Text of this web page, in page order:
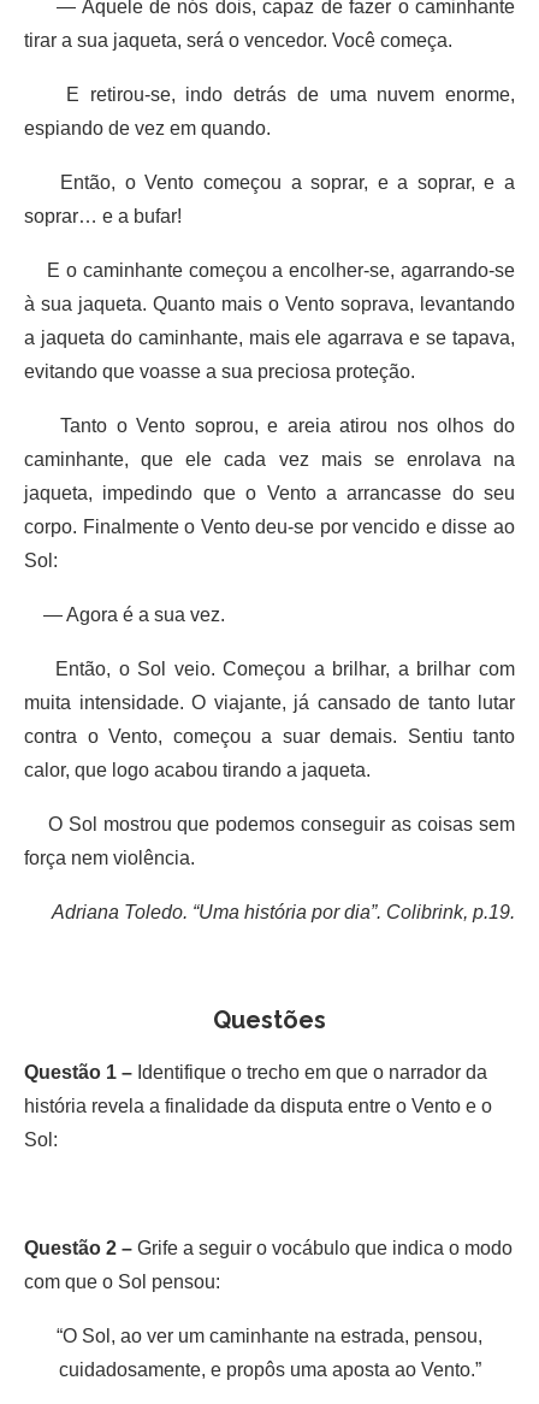
— Aquele de nós dois, capaz de fazer o caminhante
tirar a sua jaqueta, será o vencedor. Você começa.
E retirou-se, indo detrás de uma nuvem enorme,
espiando de vez em quando.
Então, o Vento começou a soprar, e a soprar, e a
soprar… e a bufar!
E o caminhante começou a encolher-se, agarrando-se
à sua jaqueta. Quanto mais o Vento soprava, levantando
a jaqueta do caminhante, mais ele agarrava e se tapava,
evitando que voasse a sua preciosa proteção.
Tanto o Vento soprou, e areia atirou nos olhos do
caminhante, que ele cada vez mais se enrolava na
jaqueta, impedindo que o Vento a arrancasse do seu
corpo. Finalmente o Vento deu-se por vencido e disse ao
Sol:
— Agora é a sua vez.
Então, o Sol veio. Começou a brilhar, a brilhar com
muita intensidade. O viajante, já cansado de tanto lutar
contra o Vento, começou a suar demais. Sentiu tanto
calor, que logo acabou tirando a jaqueta.
O Sol mostrou que podemos conseguir as coisas sem
força nem violência.
Adriana Toledo. “Uma história por dia”. Colibrink, p.19.
Questões
Questão 1 – Identifique o trecho em que o narrador da
história revela a finalidade da disputa entre o Vento e o
Sol:
Questão 2 – Grife a seguir o vocábulo que indica o modo
com que o Sol pensou:
“O Sol, ao ver um caminhante na estrada, pensou,
cuidadosamente, e propôs uma aposta ao Vento.”